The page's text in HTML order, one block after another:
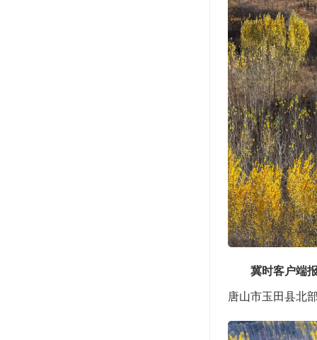
冀时客户端
唐山市玉田县北